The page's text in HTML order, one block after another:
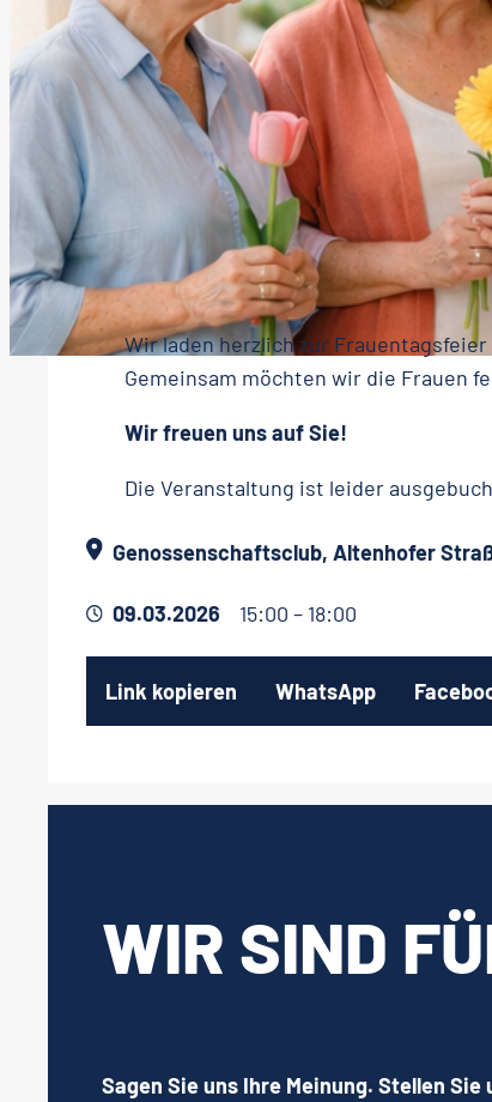
23. Februar 2026
Wir laden herzlich zur
Gemeinsam möchten wir die Frauen
Wir freuen uns auf Sie!
Die Veranstaltung ist leider
Genossenschaftsclub, Altenhofer
09.03.2026 15:00 – 18:00
Link kopieren WhatsApp
WIR SIND
Sagen Sie uns Ihre Meinung. Stellen